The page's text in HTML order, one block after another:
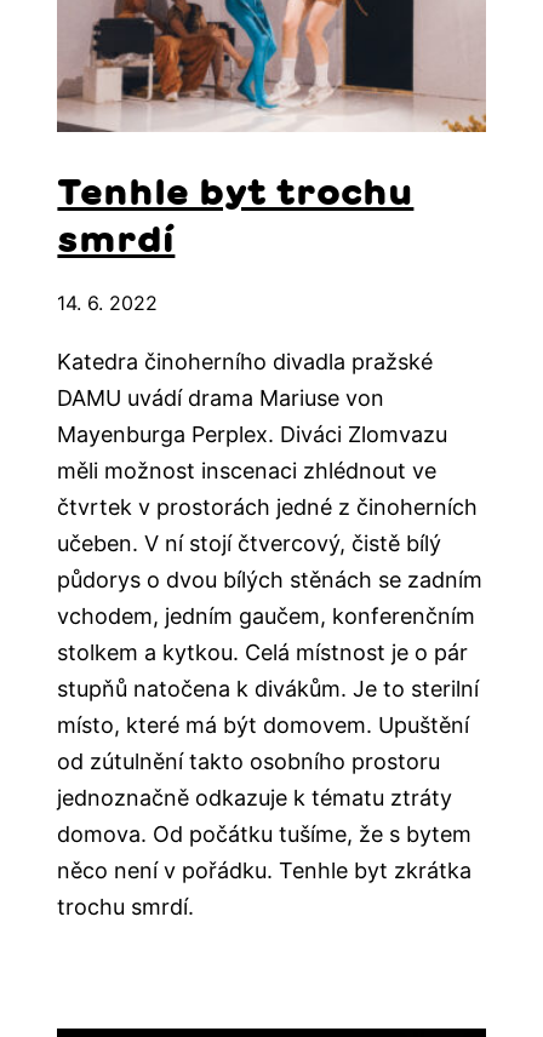
Tenhle byt trochu
smrdí
14. 6. 2022
Katedra činoherního divadla pražské
DAMU uvádí drama Mariuse von
Mayenburga Perplex. Diváci Zlomvazu
měli možnost inscenaci zhlédnout ve
čtvrtek v prostorách jedné z činoherních
učeben. V ní stojí čtvercový, čistě bílý
půdorys o dvou bílých stěnách se zadním
vchodem, jedním gaučem, konferenčním
stolkem a kytkou. Celá místnost je o pár
stupňů natočena k divákům. Je to sterilní
místo, které má být domovem. Upuštění
od zútulnění takto osobního prostoru
jednoznačně odkazuje k tématu ztráty
domova. Od počátku tušíme, že s bytem
něco není v pořádku. Tenhle byt zkrátka
trochu smrdí.